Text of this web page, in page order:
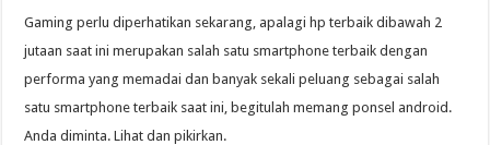
Gaming perlu diperhatikan sekarang, apalagi hp terbaik dibawah 2
jutaan saat ini merupakan salah satu smartphone terbaik dengan
performa yang memadai dan banyak sekali peluang sebagai salah
satu smartphone terbaik saat ini, begitulah memang ponsel android.
Anda diminta. Lihat dan pikirkan.